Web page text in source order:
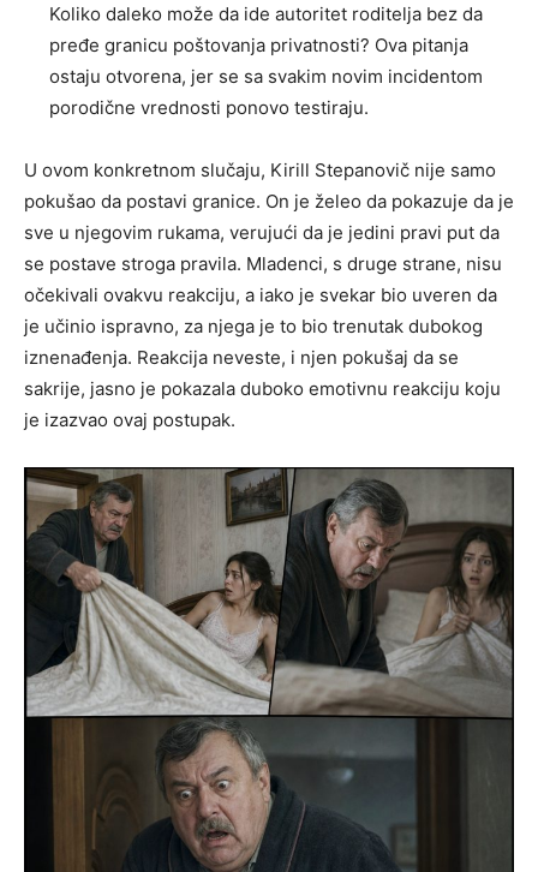
Koliko daleko može da ide autoritet roditelja bez da
pređe granicu poštovanja privatnosti? Ova pitanja
ostaju otvorena, jer se sa svakim novim incidentom
porodične vrednosti ponovo testiraju.
U ovom konkretnom slučaju, Kirill Stepanovič nije samo
pokušao da postavi granice. On je želeo da pokazuje da je
sve u njegovim rukama, verujući da je jedini pravi put da
se postave stroga pravila. Mladenci, s druge strane, nisu
očekivali ovakvu reakciju, a iako je svekar bio uveren da
je učinio ispravno, za njega je to bio trenutak dubokog
iznenađenja. Reakcija neveste, i njen pokušaj da se
sakrije, jasno je pokazala duboko emotivnu reakciju koju
je izazvao ovaj postupak.